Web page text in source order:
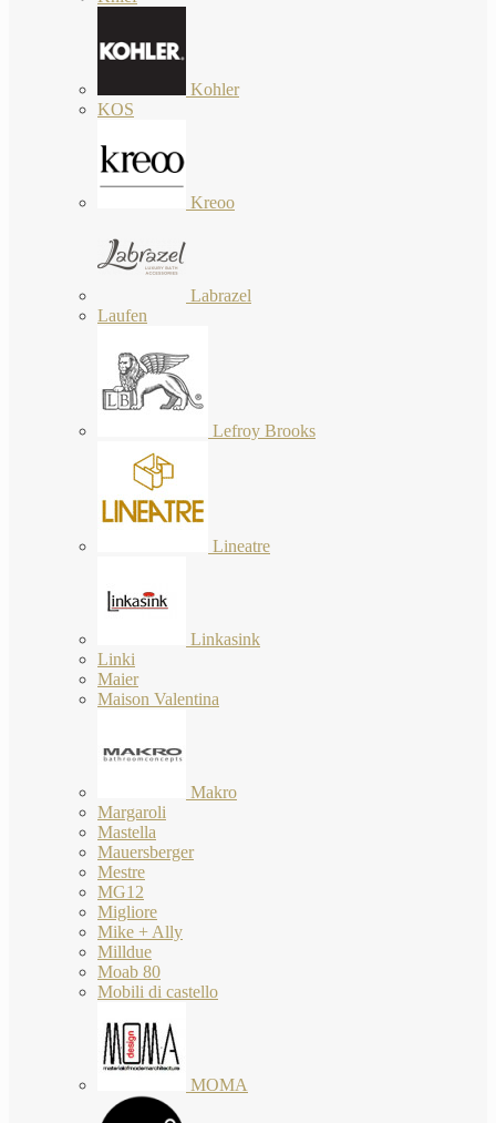
Kohler
KOS
Kreoo
Labrazel
Laufen
Lefroy Brooks
Lineatre
Linkasink
Linki
Maier
Maison Valentina
Makro
Margaroli
Mastella
Mauersberger
Mestre
MG12
Migliore
Mike + Ally
Milldue
Moab 80
Mobili di castello
MOMA